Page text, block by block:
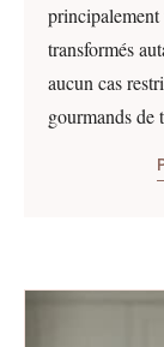
principalement
transformés
aucun cas
gourmands de